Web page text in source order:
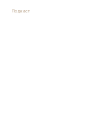
Подкаст